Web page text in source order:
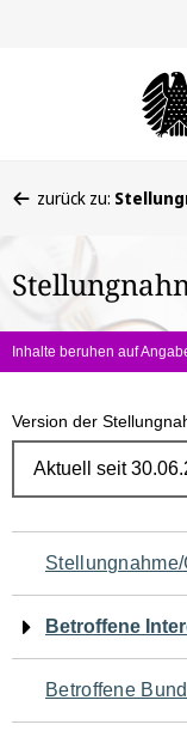
befinden
hier:
zurück zu:
Inhalte beruhen auf
Version der
Navigation
für
den
Betroffene
Betroffene